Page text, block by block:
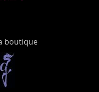
boutique